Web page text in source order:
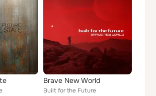
Brave New World
Built for the Future